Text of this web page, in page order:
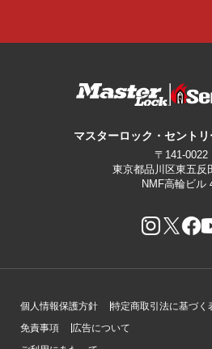
マスターロック・セント
〒141-0022
東京都品川区東五反
NMF高輪ビル
個人情報保護方針
特定商取引法に基づく
免責事項
広告について